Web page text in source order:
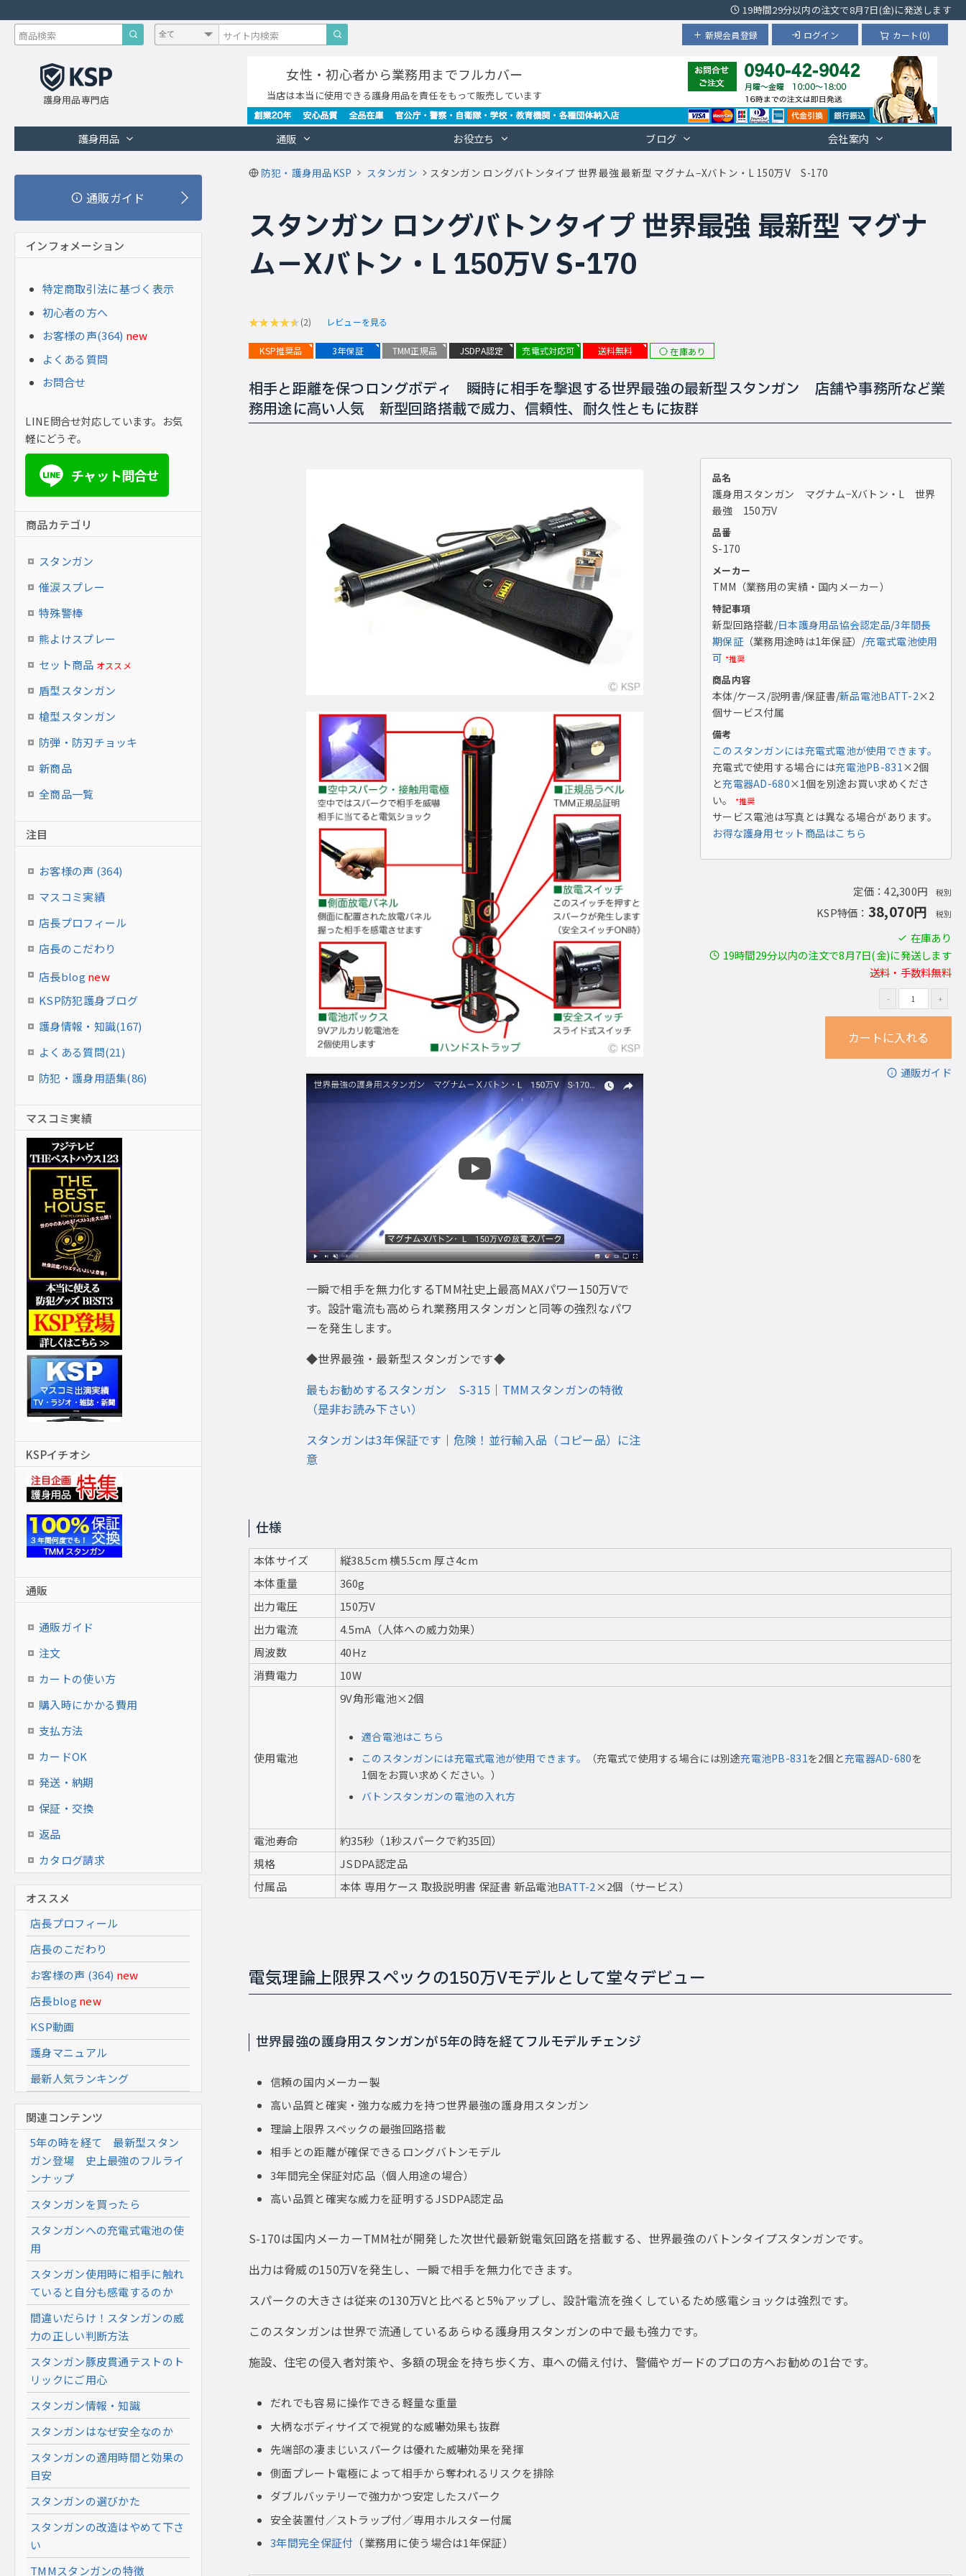
19時間29分以内の注文で8月7日(金)に発送します
カート(0)
ログイン
新規会員登録
護身用品専門店
女性・初心者から業務用までフルカバー
当店は本当に使用できる護身用品を責任をもって販売しています
護身用品 通販 お役立ち ブログ 会社案内
防犯・護身用品KSP スタンガン スタンガン ロングバトンタイプ 世界最強 最新型 マグナム−Xバトン・L 150万V S-170
スタンガン ロングバトンタイプ 世界最強 最新型 マグナ
ム−Xバトン・L 150万V S-170
(2) レビューを見る
KSP推奨品 3年保証 TMM正規品 JSDPA認定 充電式対応可 送料無料 在庫あり
相手と距離を保つロングボディ 瞬時に相手を撃退する世界最強の最新型スタンガン 店舗や事務所など業
務用途に高い人気 新型回路搭載で威力、信頼性、耐久性ともに抜群
一瞬で相手を無力化するTMM社史上最高MAXパワー150万Vで
す。設計電流も高められ業務用スタンガンと同等の強烈なパワ
ーを発生します。
◆世界最強・最新型スタンガンです◆
最もお勧めするスタンガン S-315 ｜ TMMスタンガンの特徴
（是非お読み下さい）
スタンガンは3年保証です ｜ 危険！並行輸入品（コピー品）に注
意
品名
護身用スタンガン マグナム−Xバトン・L 世界
最強 150万V
品番
S-170
メーカー
TMM（業務用の実績・国内メーカー）
特記事項
新型回路搭載/日本護身用品協会認定品/3年間長
期保証（業務用途時は1年保証）/充電式電池使用
可 *推奨
商品内容
本体/ケース/説明書/保証書/新品電池BATT-2×2
個サービス付属
備考
このスタンガンには充電式電池が使用できます。
充電式で使用する場合には充電池PB-831×2個
と充電器AD-680×1個を別途お買い求めくださ
い。
*推奨
サービス電池は写真とは異なる場合があります。
お得な護身用セット商品はこちら
定価：42,300円 税別
KSP特価： 38,070円 税別
在庫あり
19時間29分以内の注文で8月7日(金)に発送します
送料・手数料無料
通販ガイド
仕様
本体サイズ
縦38.5cm 横5.5cm 厚さ4cm
本体重量
360g
出力電圧
150万V
出力電流
4.5mA（人体への威力効果）
周波数
40Hz
消費電力
10W
使用電池
9V角形電池×2個
適合電池はこちら
このスタンガンには充電式電池が使用できます。
（充電式で使用する場合には別途充電池PB-831を2個と充電器AD-680を
1個をお買い求めください。）
バトンスタンガンの電池の入れ方
電池寿命
約35秒（1秒スパークで約35回）
規格
JSDPA認定品
付属品
本体 専用ケース 取扱説明書 保証書 新品電池BATT-2 ×2個（サービス）
電気理論上限界スペックの150万Vモデルとして堂々デビュー
世界最強の護身用スタンガンが5年の時を経てフルモデルチェンジ
信頼の国内メーカー製
高い品質と確実・強力な威力を持つ世界最強の護身用スタンガン
理論上限界スペックの最強回路搭載
相手との距離が確保できるロングバトンモデル
3年間完全保証対応品（個人用途の場合）
高い品質と確実な威力を証明するJSDPA認定品
S-170は国内メーカーTMM社が開発した次世代最新鋭電気回路を搭載する、世界最強のバトンタイプスタンガンです。
出力は脅威の150万Vを発生し、一瞬で相手を無力化できます。
スパークの大きさは従来の130万Vと比べると5%アップし、設計電流を強くしているため感電ショックは強烈です。
このスタンガンは世界で流通しているあらゆる護身用スタンガンの中で最も強力です。
施設、住宅の侵入者対策や、多額の現金を持ち歩く方、車への備え付け、警備やガードのプロの方へお勧めの1台です。
だれでも容易に操作できる軽量な重量
大柄なボディサイズで視覚的な威嚇効果も抜群
先端部の凄まじいスパークは優れた威嚇効果を発揮
側面プレート電極によって相手から奪われるリスクを排除
ダブルバッテリーで強力かつ安定したスパーク
安全装置付／ストラップ付／専用ホルスター付属
3年間完全保証付 （業務用に使う場合は1年保証）
通販ガイド
インフォメーション
特定商取引法に基づく表示
初心者の方へ
お客様の声(364) new
よくある質問
お問合せ
LINE問合せ対応しています。お気
軽にどうぞ。
LINE チャット問合せ
商品カテゴリ
スタンガン
催涙スプレー
特殊警棒
熊よけスプレー
セット商品 オススメ
盾型スタンガン
槍型スタンガン
防弾・防刃チョッキ
新商品
全商品一覧
注目
お客様の声 (364)
マスコミ実績
店長プロフィール
店長のこだわり
店長blog new
KSP防犯護身ブログ
護身情報・知識(167)
よくある質問(21)
防犯・護身用語集(86)
マスコミ実績
KSPイチオシ
通販
通販ガイド
注文
カートの使い方
購入時にかかる費用
支払方法
カードOK
発送・納期
保証・交換
返品
カタログ請求
オススメ
店長プロフィール
店長のこだわり
お客様の声 (364) new
店長blog new
KSP動画
護身マニュアル
最新人気ランキング
関連コンテンツ
5年の時を経て 最新型スタン
ガン登場 史上最強のフルライ
ンナップ
スタンガンを買ったら
スタンガンへの充電式電池の使
用
スタンガン使用時に相手に触れ
ていると自分も感電するのか
間違いだらけ！スタンガンの威
力の正しい判断方法
スタンガン豚皮貫通テストのト
リックにご用心
スタンガン情報・知識
スタンガンはなぜ安全なのか
スタンガンの適用時間と効果の
目安
スタンガンの選びかた
スタンガンの改造はやめて下さ
い
TMMスタンガンの特徴